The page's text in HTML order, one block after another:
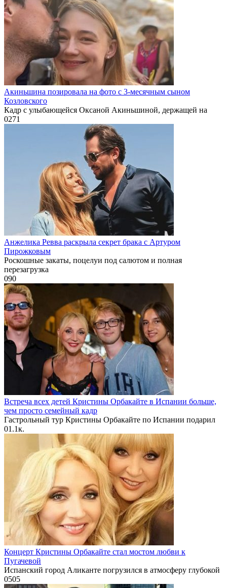
Акиньшина позировала на фото с 3-месячным сыном
Козловского
Кадр с улыбающейся Оксаной Акиньшиной, держащей на
0271
Анжелика Ревва раскрыла секрет брака с Артуром
Пирожковым
Роскошные закаты, поцелуи под салютом и полная
перезагрузка
090
Встреча всех детей Кристины Орбакайте в Испании больше,
чем просто семейный кадр
Гастрольный тур Кристины Орбакайте по Испании подарил
01.1к.
Концерт Кристины Орбакайте стал мостом любви к
Пугачевой
Испанский город Аликанте погрузился в атмосферу глубокой
0505